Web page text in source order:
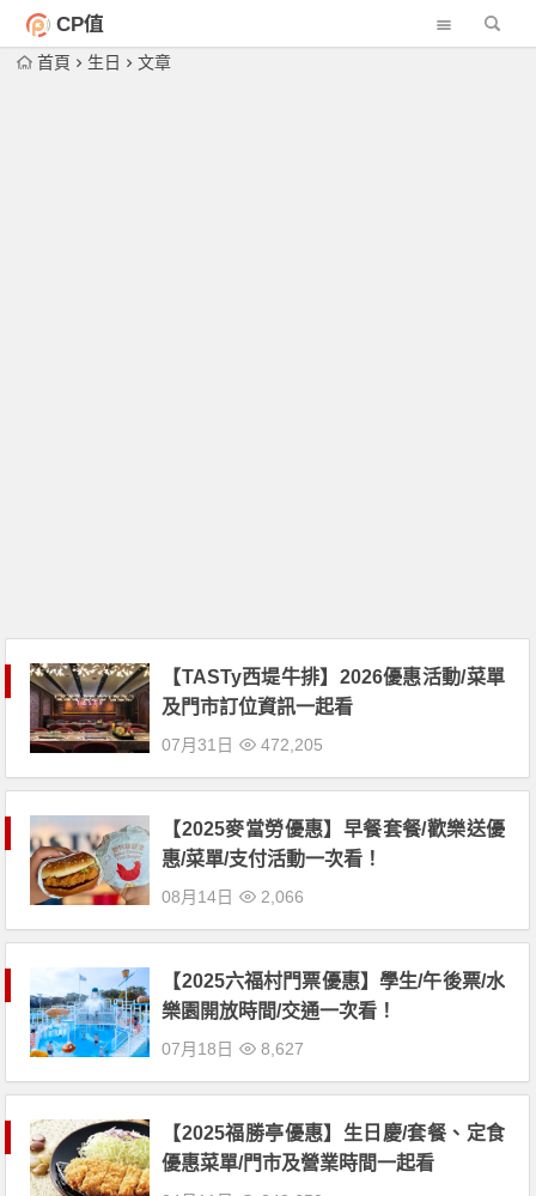
CP值
首頁 生日 文章
【TASTy西堤牛排】2026優惠活動/菜單
及門市訂位資訊一起看
07月31日 472,205
【2025麥當勞優惠】早餐套餐/歡樂送優
惠/菜單/支付活動一次看！
08月14日 2,066
【2025六福村門票優惠】學生/午後票/水
樂園開放時間/交通一次看！
07月18日 8,627
【2025福勝亭優惠】生日慶/套餐、定食
優惠菜單/門市及營業時間一起看